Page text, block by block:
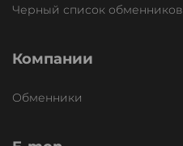
Черный список обменников
Компании
Обменники